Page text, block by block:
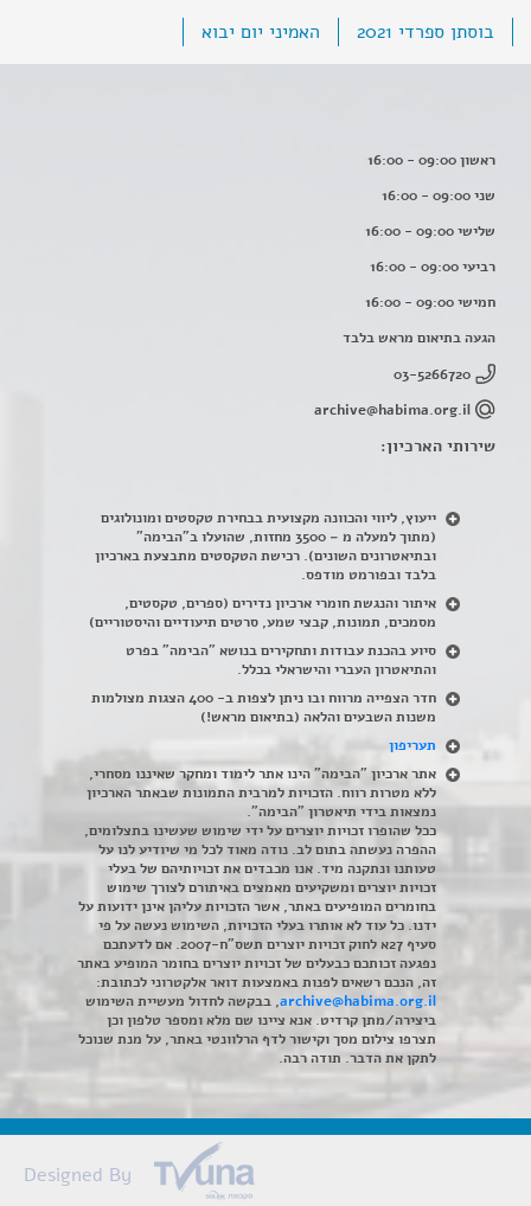
בוסתן ספרדי 2021 האמיני יום יבוא
ראשון 09:00 - 16:00
שני 09:00 - 16:00
שלישי 09:00 - 16:00
רביעי 09:00 - 16:00
חמישי 09:00 - 16:00
הגעה בתיאום מראש בלבד
03-5266720
archive@habima.org.il
שירותי הארכיון:
ייעוץ, ליווי והכוונה מקצועית בבחירת טקסטים ומונולוגים
(מתוך למעלה מ – 3500 מחזות, שהועלו ב"הבימה"
ובתיאטרונים השונים). רכישת הטקסטים מתבצעת בארכיון
בלבד ובפורמט מודפס.
איתור והנגשת חומרי ארכיון נדירים (ספרים, טקסטים,
מסמכים, תמונות, קבצי שמע, סרטים תיעודיים והיסטוריים)
סיוע בהכנת עבודות ותחקירים בנושא "הבימה" בפרט
והתיאטרון העברי והישראלי בכלל.
חדר הצפייה מרווח ובו ניתן לצפות ב- 400 הצגות מצולמות
משנות השבעים והלאה (בתיאום מראש!)
תעריפון
אתר ארכיון "הבימה" הינו אתר לימוד ומחקר שאיננו מסחרי,
ללא מטרות רווח. הזכויות למרבית התמונות שבאתר הארכיון
נמצאות בידי תיאטרון "הבימה".
ככל שהופרו זכויות יוצרים על ידי שימוש שעשינו בתצלומים,
ההפרה נעשתה בתום לב. נודה מאוד לכל מי שיודיע לנו על
טעותנו ונתקנה מיד. אנו מכבדים את זכויותיהם של בעלי
זכויות יוצרים ומשקיעים מאמצים באיתורם לצורך שימוש
בחומרים המופיעים באתר, אשר הזכויות עליהן אינן ידועות על
ידנו. כל עוד לא אותרו בעלי הזכויות, השימוש נעשה על פי
סעיף 27א לחוק זכויות יוצרים תשס"ח-2007. אם לדעתכם
נפגעה זכותכם כבעלים של זכויות יוצרים בחומר המופיע באתר
זה, הנכם רשאים לפנות באמצעות דואר אלקטרוני לכתובת:
archive@habima.org.il, בבקשה לחדול מעשיית השימוש
ביצירה/מתן קרדיט. אנא ציינו שם מלא ומספר טלפון וכן
תצרפו צילום מסך וקישור לדף הרלוונטי באתר, על מנת שנוכל
לתקן את הדבר. תודה רבה.
Designed By